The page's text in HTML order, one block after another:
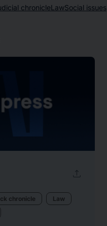
chronicleLawSocial issues
upload
chronicle
Law